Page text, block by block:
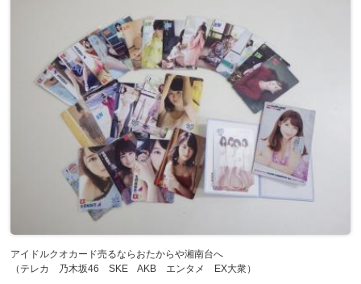
アイドルクオカード売るならおたからや湘南台へ
（テレカ 乃木坂46 SKE AKB エンタメ EX大衆）